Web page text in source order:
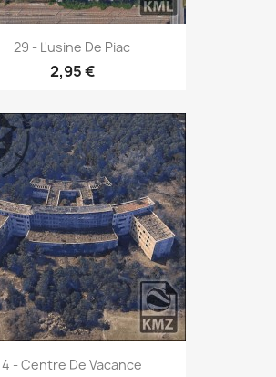
29 - L'usine De Piac
2,95 €
4 - Centre De Vacance